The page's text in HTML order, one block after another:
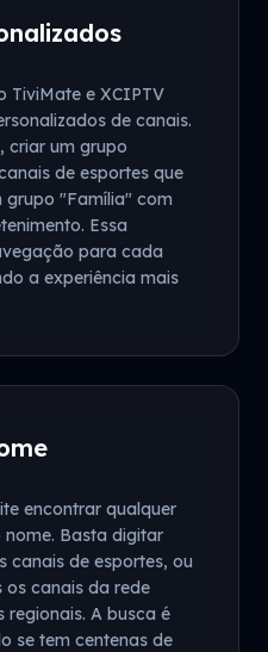
TiviMate e XCIPTV
de canais.
criar um grupo
de esportes que
grupo "Família" com
Essa
para cada
a experiência mais
encontrar qualquer
Basta digitar
canais de esportes, ou
canais da rede
regionais. A busca é
se tem centenas de